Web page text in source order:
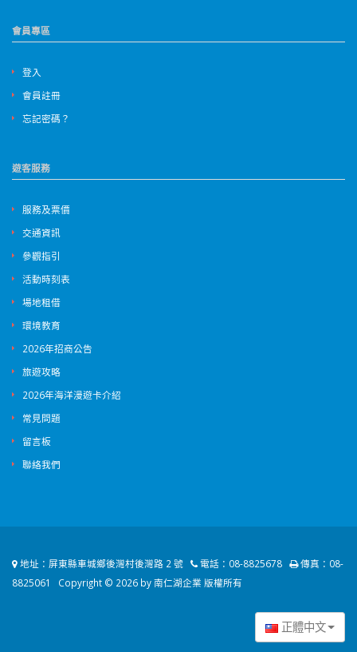
會員專區
登入
會員註冊
忘記密碼？
遊客服務
服務及票價
交通資訊
參觀指引
活動時刻表
場地租借
環境教育
2026年招商公告
旅遊攻略
2026年海洋漫遊卡介紹
常見問題
留言板
聯絡我們
地址： 屏東縣車城鄉後灣村後灣路 2 號 電話： 08-8825678 傳真： 08-
8825061
Copyright © 2026 by 南仁湖企業 版權所有
正體中文